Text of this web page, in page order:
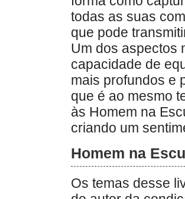
todas as suas
que pode
Um dos aspectos
capacidade de
mais profundos e
que é ao mesmo
às Homem na
criando um
Homem na
Os temas desse